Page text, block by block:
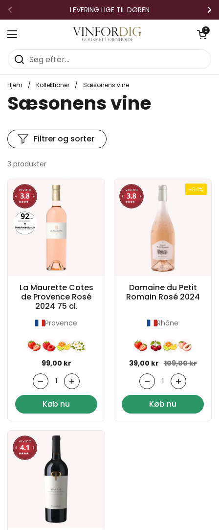
Gå til indhold
Forrige
LEVERING LIGE TIL DØREN
Åbn menuen
Åben
0
Hjem / Kollektioner / Sæsonens vine
Sæsonens vine
3 produkter
Filtrer og sorter
La Maurette Cotes
de Provence Rosé
2024 75 cl.
Provence
Normal pris
99,00 kr
Antal
Køb nu
Domaine du Petit
Romain Rosé 2024
Rhône
Normal pris
39,00 kr Udsalgspris
109,00 kr
Antal
Køb nu
-64%